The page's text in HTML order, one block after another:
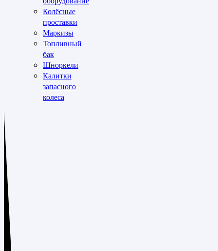
Колёсные
проставки
Маркизы
Топливный
бак
Шноркели
Калитки
запасного
колеса